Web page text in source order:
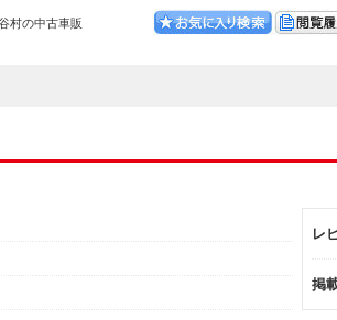
村の中古車販
レ
掲